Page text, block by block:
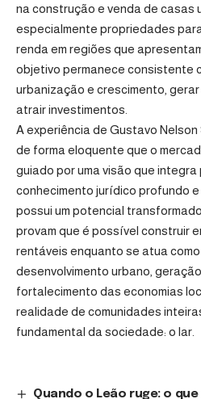
na construção e venda de casas
especialmente propriedades
renda em regiões que
objetivo permanece consistente
urbanização e crescimento,
atrair investimentos.
A experiência de Gustavo
de forma eloquente que o
guiado por uma visão que integra
conhecimento jurídico profundo
possui um potencial
provam que é possível construir
rentáveis enquanto se atua
desenvolvimento urbano,
fortalecimento das economias
realidade de comunidades
fundamental da sociedade: o lar.
Quando o Leão ruge: o